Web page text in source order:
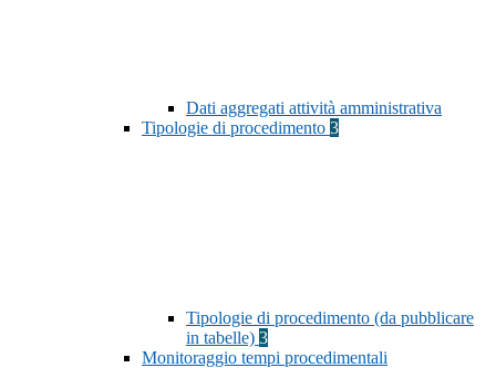
Dati aggregati attività amministrativa
Tipologie di procedimento 3
Tipologie di procedimento (da pubblicare
in tabelle) 3
Monitoraggio tempi procedimentali